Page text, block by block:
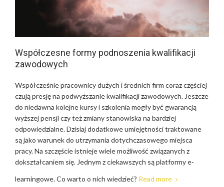
Współczesne formy podnoszenia kwalifikacji
zawodowych
Współcześnie pracownicy dużych i średnich firm coraz częściej
czują presję na podwyższanie kwalifikacji zawodowych. Jeszcze
do niedawna kolejne kursy i szkolenia mogły być gwarancją
wyższej pensji czy też zmiany stanowiska na bardziej
odpowiedzialne. Dzisiaj dodatkowe umiejętności traktowane
są jako warunek do utrzymania dotychczasowego miejsca
pracy. Na szczęście istnieje wiele możliwość związanych z
dokształcaniem się. Jednym z ciekawszych są platformy e-
learningowe. Co warto o nich wiedzieć? Read more